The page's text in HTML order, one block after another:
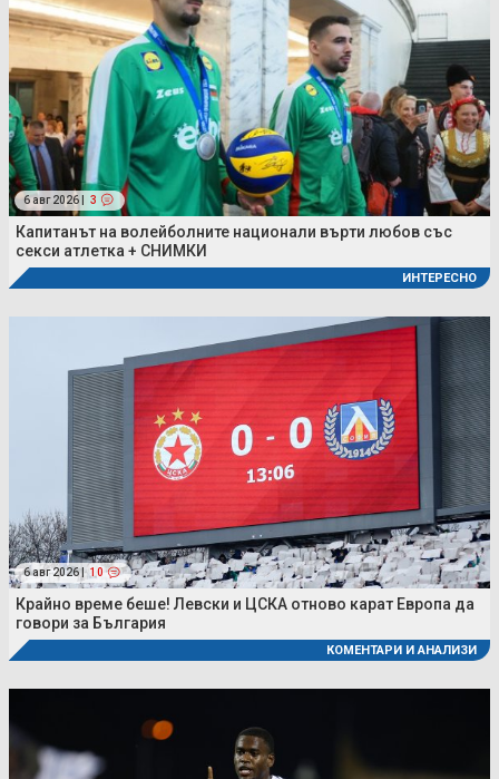
6 авг 2026 | 3
Капитанът на волейболните национали върти любов със
секси атлетка + СНИМКИ
ИНТЕРЕСНО
6 авг 2026 | 10
Крайно време беше! Левски и ЦСКА отново карат Европа да
говори за България
КОМЕНТАРИ И АНАЛИЗИ